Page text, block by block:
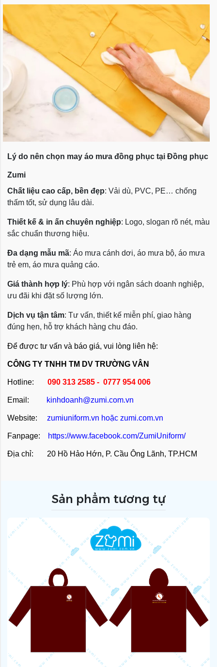
Lý do nên chọn may áo mưa đồng phục tại Đồng phục
Zumi
Chất liệu cao cấp, bền đẹp: Vải dù, PVC, PE… chống
thấm tốt, sử dụng lâu dài.
Thiết kế & in ấn chuyên nghiệp: Logo, slogan rõ nét, màu
sắc chuẩn thương hiệu.
Đa dạng mẫu mã: Áo mưa cánh dơi, áo mưa bộ, áo mưa
trẻ em, áo mưa quảng cáo.
Giá thành hợp lý: Phù hợp với ngân sách doanh nghiệp,
ưu đãi khi đặt số lượng lớn.
Dịch vụ tận tâm: Tư vấn, thiết kế miễn phí, giao hàng
đúng hẹn, hỗ trợ khách hàng chu đáo.
Để được tư vấn và báo giá, vui lòng liên hệ:
CÔNG TY TNHH TM DV TRƯỜNG VÂN
Hotline: 090 313 2585 - 0777 954 006
Email: kinhdoanh@zumi.com.vn
Website: zumiuniform.vn hoặc zumi.com.vn
Fanpage: https://www.facebook.com/ZumiUniform/
Địa chỉ: 20 Hồ Hảo Hớn, P. Cầu Ông Lãnh, TP.HCM
Sản phẩm tương tự